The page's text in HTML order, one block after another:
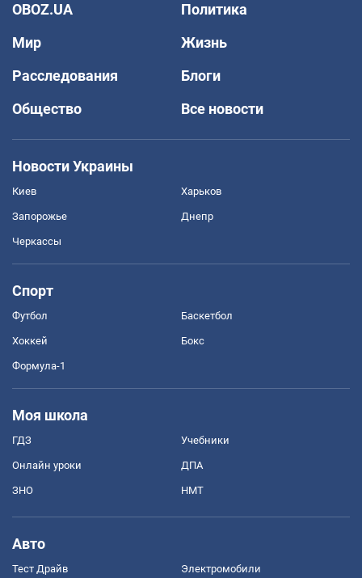
OBOZ.UA
Политика
Мир
Жизнь
Расследования
Блоги
Общество
Все новости
Новости Украины
Киев Харьков
Запорожье Днепр
Черкассы
Спорт
Футбол Баскетбол
Хоккей Бокс
Формула-1
Моя школа
ГДЗ Учебники
Онлайн уроки ДПА
ЗНО НМТ
Авто
Тест Драйв Электромобили